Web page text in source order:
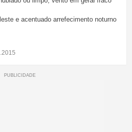
e acentuado arrefecimento noturno